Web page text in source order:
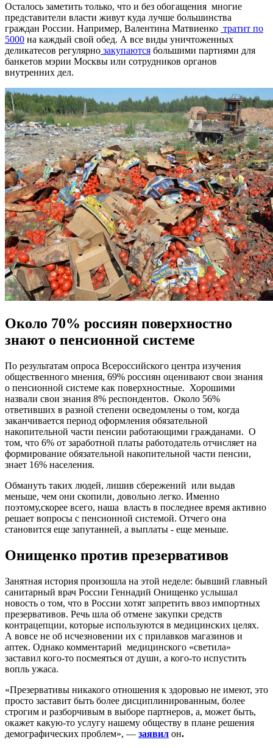
Осталось заметить только, что и без обогащения многие
представители власти живут куда лучше большинства
граждан России. Например, Валентина Матвиенко тратит по
5000 на каждый свой обед. А все виды уничтоженных
деликатесов регулярно закупаются большими партиями для
банкетов мэрии Москвы или сотрудников органов
внутренних дел.
Около 70% россиян поверхностно
знают о пенсионной системе
По результатам опроса Всероссийского центра изучения
общественного мнения, 69% россиян оценивают свои знания
о пенсионной системе как поверхностные. Хорошими
назвали свои знания 8% респондентов. Около 56%
ответивших в разной степени осведомлены о том, когда
заканчивается период оформления обязательной
накопительной части пенсии работающими гражданами. О
том, что 6% от заработной платы работодатель отчисляет на
формирование обязательной накопительной части пенсии,
знает 16% населения.
Обмануть таких людей, лишив сбережений или выдав
меньше, чем они скопили, довольно легко. Именно
поэтому,скорее всего, наша власть в последнее время активно
решает вопросы с пенсионной системой. Отчего она
становится еще запутанней, а выплаты - еще меньше.
Онищенко против презервативов
Занятная история произошла на этой неделе: бывший главный
санитарный врач России Геннадий Онищенко услышал
новость о том, что в России хотят запретить ввоз импортных
презервативов. Речь шла об отмене закупки средств
контрацепции, которые используются в медицинских целях.
А вовсе не об исчезновении их с прилавков магазинов и
аптек. Однако комментарий медицинского «светила»
заставил кого-то посмеяться от души, а кого-то испустить
вопль ужаса.
«Презервативы никакого отношения к здоровью не имеют, это
просто заставит быть более дисциплинированным, более
строгим и разборчивым в выборе партнеров, а, может быть,
окажет какую-то услугу нашему обществу в плане решения
демографических проблем», — заявил он.